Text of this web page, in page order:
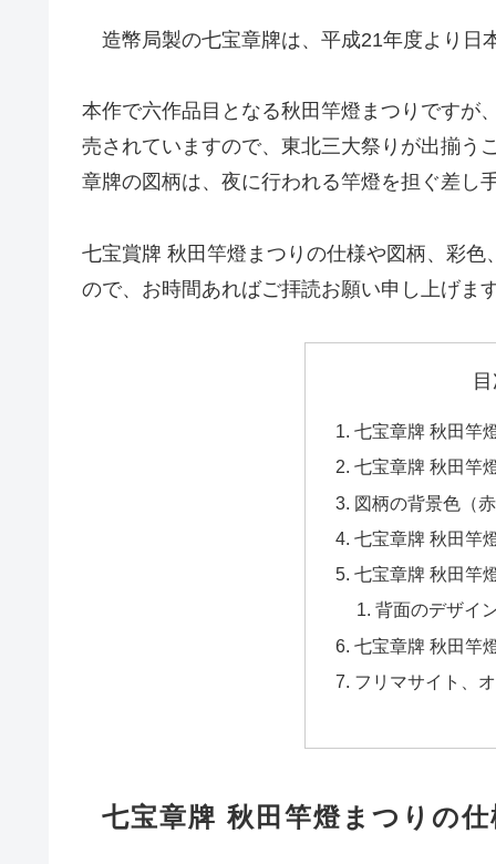
造幣局製の七宝章牌は、平成21年度より日
本作で六作品目となる秋田竿燈まつりですが
売されていますので、東北三大祭りが出揃う
章牌の図柄は、夜に行われる竿燈を担ぐ差し
七宝賞牌 秋田竿燈まつりの仕様や図柄、彩
ので、お時間あればご拝読お願い申し上げま
七宝章牌 秋田竿
七宝章牌 秋田竿
図柄の背景色（
七宝章牌 秋田竿
七宝章牌 秋田竿
背面のデザイ
七宝章牌 秋田竿
フリマサイト、
七宝章牌 秋田竿燈まつりの仕